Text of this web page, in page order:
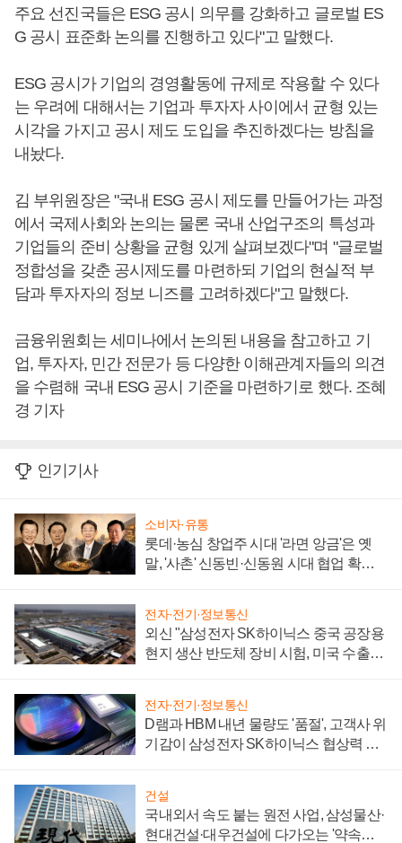
주요 선진국들은 ESG 공시 의무를 강화하고 글로벌 ES
G 공시 표준화 논의를 진행하고 있다"고 말했다.
ESG 공시가 기업의 경영활동에 규제로 작용할 수 있다
는 우려에 대해서는 기업과 투자자 사이에서 균형 있는
시각을 가지고 공시 제도 도입을 추진하겠다는 방침을
내놨다.
김 부위원장은 "국내 ESG 공시 제도를 만들어가는 과정
에서 국제사회와 논의는 물론 국내 산업구조의 특성과
기업들의 준비 상황을 균형 있게 살펴보겠다"며 "글로벌
정합성을 갖춘 공시제도를 마련하되 기업의 현실적 부
담과 투자자의 정보 니즈를 고려하겠다"고 말했다.
금융위원회는 세미나에서 논의된 내용을 참고하고 기
업, 투자자, 민간 전문가 등 다양한 이해관계자들의 의견
을 수렴해 국내 ESG 공시 기준을 마련하기로 했다. 조혜
경 기자
인기기사
소비자·유통
롯데·농심 창업주 시대 '라면 앙금'은 옛
말, '사촌' 신동빈·신동원 시대 협업 확대
전자·전기·정보통신
외신 "삼성전자 SK하이닉스 중국 공장용
현지 생산 반도체 장비 시험, 미국 수출통
전자·전기·정보통신
D램과 HBM 내년 물량도 '품절', 고객사 위
기감이 삼성전자 SK하이닉스 협상력 더
건설
국내외서 속도 붙는 원전 사업, 삼성물산·
현대건설·대우건설에 다가오는 '약속의